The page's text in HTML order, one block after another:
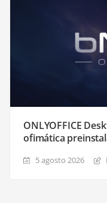
ONLYOFFICE
ofimática
5 agosto 2026